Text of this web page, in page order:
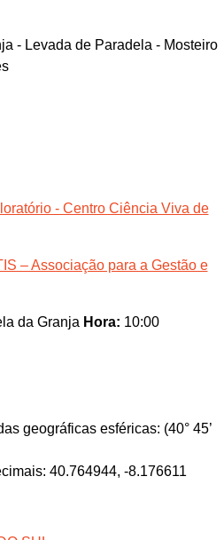
- Levada de Paradela - Mosteiro
- Centro Ciência Viva de
– Associação para a Gestão e
da Granja Hora: 10:00
geográficas esféricas: (40° 45’
40.764944, -8.176611